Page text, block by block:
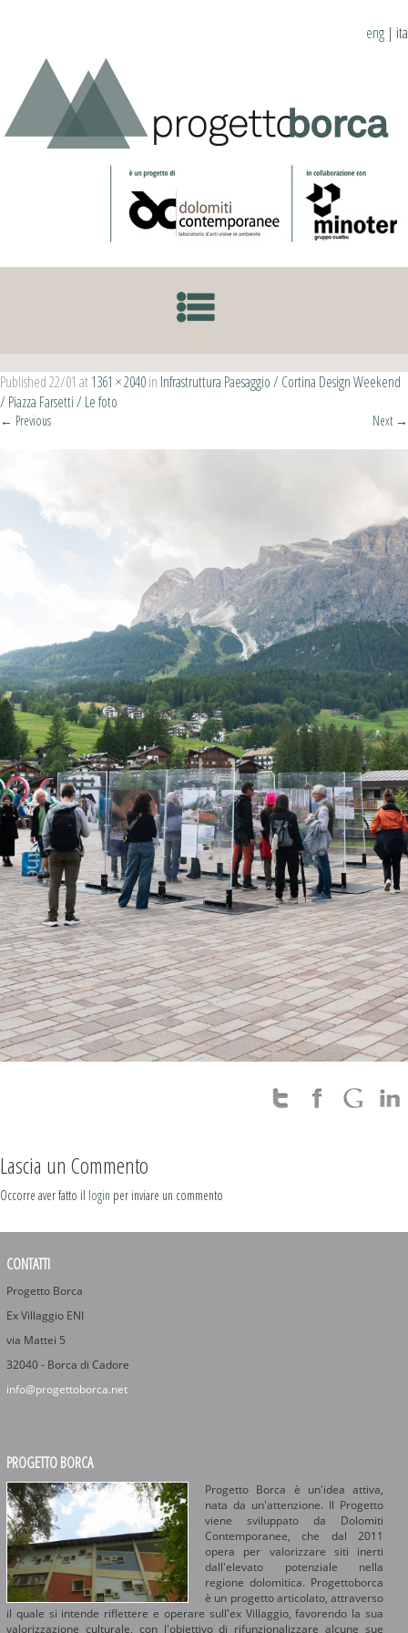
eng | ita
Published22/01 at1361 × 2040in Infrastruttura Paesaggio / Cortina Design Weekend
/ Piazza Farsetti / Le foto
← Previous Next →
Lascia un Commento
Occorre aver fatto il login per inviare un commento
CONTATTI
Progetto Borca
Ex Villaggio ENI
via Mattei 5
32040 - Borca di Cadore
info@progettoborca.net
PROGETTO BORCA
Progetto Borca è un'idea attiva,
nata da un'attenzione. Il Progetto
viene sviluppato da Dolomiti
Contemporanee, che dal 2011
opera per valorizzare siti inerti
dall'elevato potenziale nella
regione dolomitica. Progettoborca
è un progetto articolato, attraverso
il quale si intende riflettere e operare sull'ex Villaggio, favorendo la sua
valorizzazione culturale, con l'obiettivo di rifunzionalizzare alcune sue